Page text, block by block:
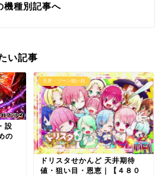
機種別記事へ
い記事
設
の
天井・ゾーン狙い目
ドリスタせかんど 天井期待
値・狙い目・恩恵｜【４８０